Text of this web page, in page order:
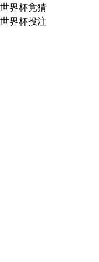
世界杯竞猜
世界杯投注